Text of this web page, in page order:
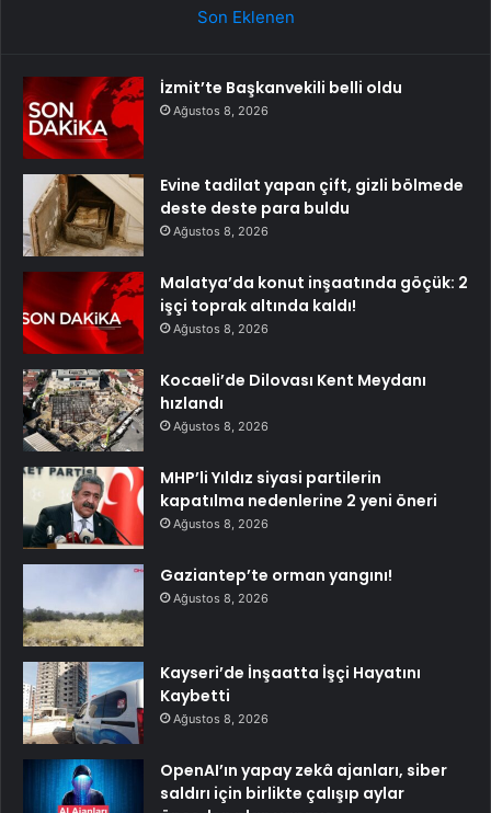
Son Eklenen
İzmit’te Başkanvekili belli oldu
Ağustos 8, 2026
Evine tadilat yapan çift, gizli bölmede
deste deste para buldu
Ağustos 8, 2026
Malatya’da konut inşaatında göçük: 2
işçi toprak altında kaldı!
Ağustos 8, 2026
Kocaeli’de Dilovası Kent Meydanı
hızlandı
Ağustos 8, 2026
MHP’li Yıldız siyasi partilerin
kapatılma nedenlerine 2 yeni öneri
Ağustos 8, 2026
Gaziantep’te orman yangını!
Ağustos 8, 2026
Kayseri’de İnşaatta İşçi Hayatını
Kaybetti
Ağustos 8, 2026
OpenAI’ın yapay zekâ ajanları, siber
saldırı için birlikte çalışıp aylar